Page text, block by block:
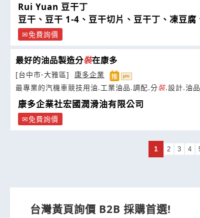
Rui Yuan 豆干丁
豆干、豆干 1-4、豆干切片、豆干丁、凍豆腐
免費詢價
最好的油品製造分裝在康多
[台中市-大雅區]
康多企業
最專業的汽機車競技用油.工業油品.調配.分裝.設計.油
康多企業社宏國潤滑油有限公司
免費詢價
1 2 3 4
台灣黃頁詢價 B2B 採購首選!